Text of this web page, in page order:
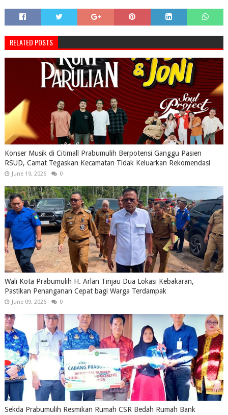
RELATED POSTS
Konser Musik di Citimall Prabumulih Berpotensi Ganggu Pasien
RSUD, Camat Tegaskan Kecamatan Tidak Keluarkan Rekomendasi
June 19, 2026 0
Wali Kota Prabumulih H. Arlan Tinjau Dua Lokasi Kebakaran,
Pastikan Penanganan Cepat bagi Warga Terdampak
June 09, 2026 0
Sekda Prabumulih Resmikan Rumah CSR Bedah Rumah Bank